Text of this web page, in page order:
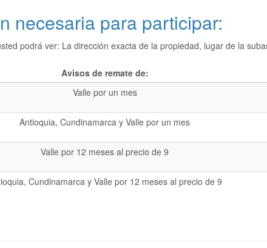
necesaria para participar:
podrá ver: La dirección exacta de la propiedad, lugar de la
Avisos de remate de:
Valle por un mes
Antioquia, Cundinamarca y Valle por un mes
Valle por 12 meses al precio de 9
Cundinamarca y Valle por 12 meses al precio de 9